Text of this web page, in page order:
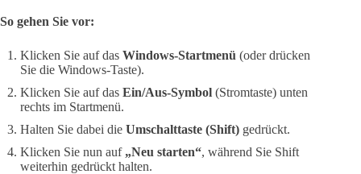
So gehen Sie vor:
Klicken Sie auf das Windows-Startmenü (oder drücken
Sie die Windows-Taste).
Klicken Sie auf das Ein/Aus-Symbol (Stromtaste) unten
rechts im Startmenü.
Halten Sie dabei die Umschalttaste (Shift) gedrückt.
Klicken Sie nun auf „Neu starten“, während Sie Shift
weiterhin gedrückt halten.